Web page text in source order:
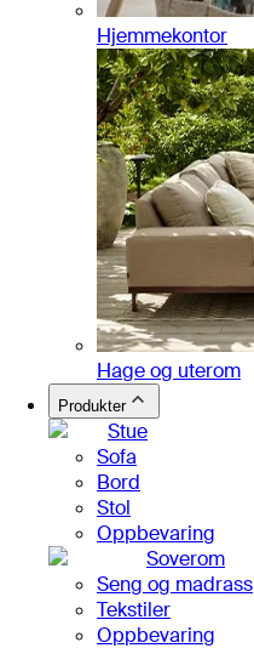
Hjemmekontor
Hage og uterom
Produkter
Stue
Sofa
Bord
Stol
Oppbevaring
Soverom
Seng og madrass
Tekstiler
Oppbevaring